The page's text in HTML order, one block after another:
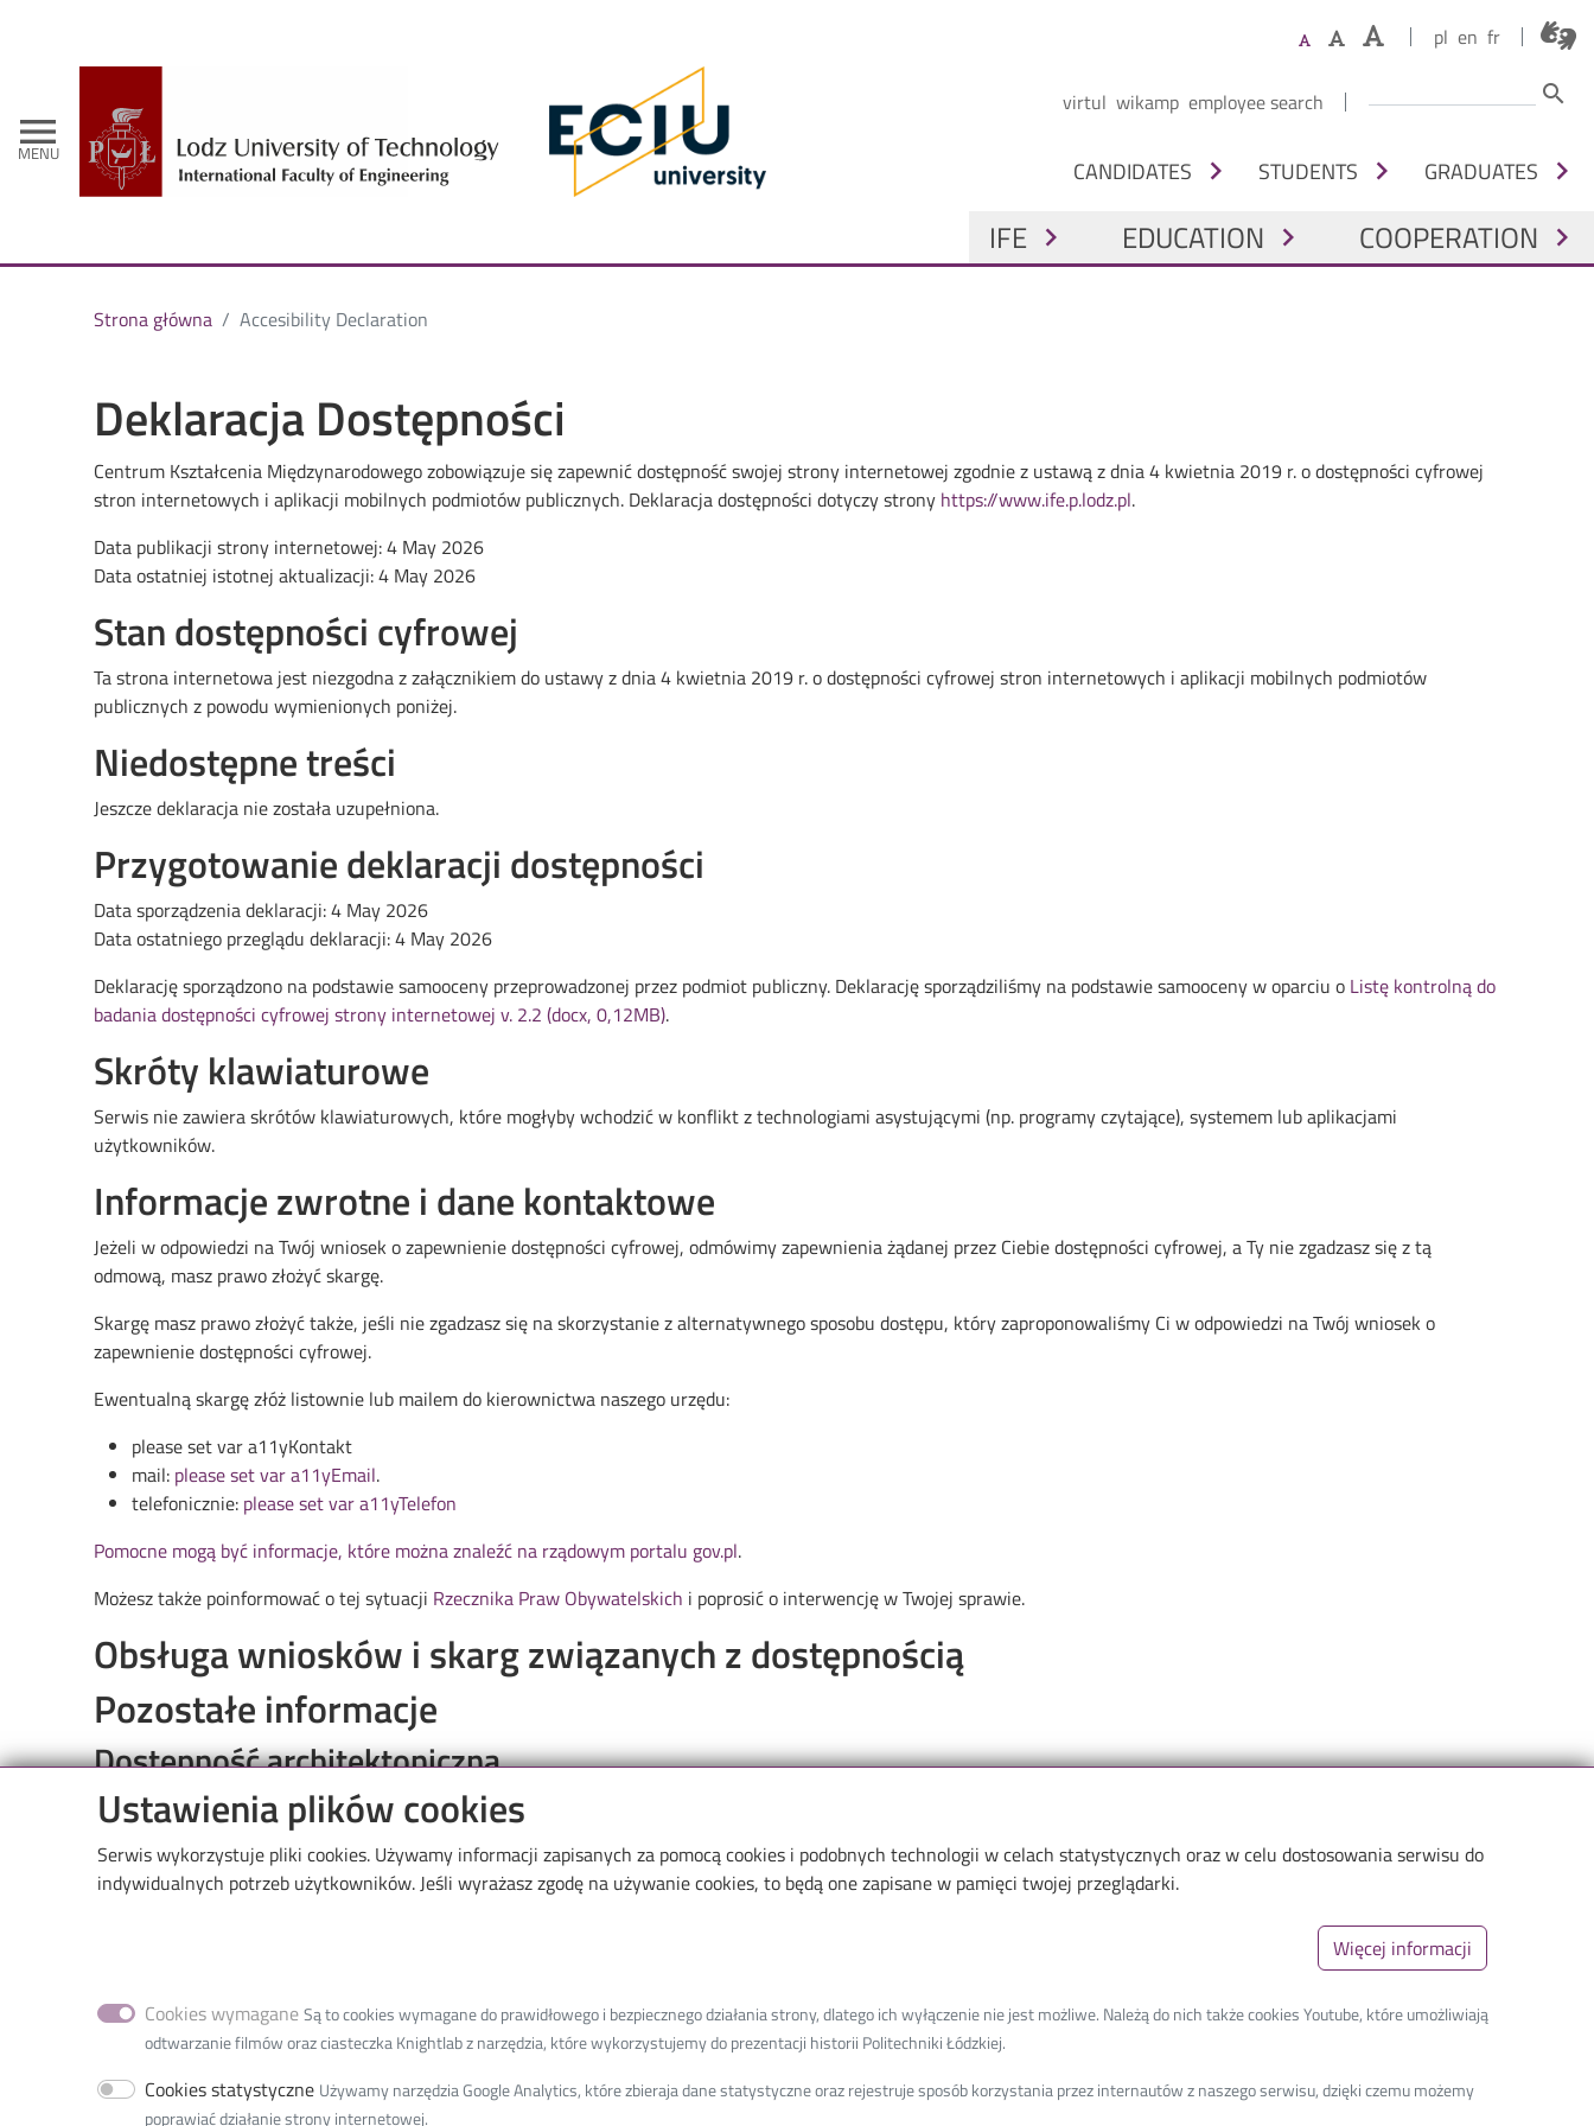
Ustawienia plików cookies
Serwis wykorzystuje pliki cookies. Używamy informacji zapisanych za pomocą cookies i podobnych technologii w celach statystycznych oraz w celu dostosowania serwisu do
indywidualnych potrzeb użytkowników. Jeśli wyrażasz zgodę na używanie cookies, to będą one zapisane w pamięci twojej przeglądarki.
Więcej informacji
Cookies wymagane Są to cookies wymagane do prawidłowego i bezpiecznego działania strony, dlatego ich wyłączenie nie jest możliwe. Należą do nich także cookies Youtube, które umożliwiają
odtwarzanie filmów oraz ciasteczka Knightlab z narzędzia, które wykorzystujemy do prezentacji historii Politechniki Łódzkiej.
Cookies statystyczne Używamy narzędzia Google Analytics, które zbieraja dane statystyczne oraz rejestruje sposób korzystania przez internautów z naszego serwisu, dzięki czemu możemy
poprawiać działanie strony internetowej.
menu
MENU
pl en fr
Górne menu
virtul wikamp employee search search
NAWIGACJA Z PODZIAŁEM NA OSOBY
CANDIDATES chevron_right STUDENTS chevron_right GRADUATES chevron_right
GŁÓWNA NAWIGACJA
IFE chevron_right EDUCATION chevron_right COOPERATION chevron_right
Strona główna Accesibility Declaration
Deklaracja Dostępności
Centrum Kształcenia Międzynarodowegozobowiązuje się zapewnić dostępność swojejstrony internetowej zgodnie z ustawą z dnia 4 kwietnia 2019 r. o dostępności cyfrowej
stron internetowych i aplikacji mobilnych podmiotów publicznych. Deklaracja dostępności dotyczy strony https://www.ife.p.lodz.pl.
Data publikacji strony internetowej:4 May 2026
Data ostatniej istotnej aktualizacji:4 May 2026
Stan dostępności cyfrowej
Ta strona internetowa jest niezgodna z załącznikiem do ustawy z dnia 4 kwietnia 2019 r. o dostępności cyfrowej stron internetowych i aplikacji mobilnych podmiotów
publicznych z powodu wymienionych poniżej.
Niedostępne treści
Jeszcze deklaracja nie została uzupełniona.
Przygotowanie deklaracji dostępności
Data sporządzenia deklaracji:4 May 2026
Data ostatniego przeglądu deklaracji:4 May 2026
Deklarację sporządzono na podstawie samooceny przeprowadzonej przez podmiot publiczny. Deklarację sporządziliśmy na podstawie samooceny w oparciu o Listę kontrolną do
badania dostępności cyfrowej strony internetowej v. 2.2 (docx, 0,12MB).
Skróty klawiaturowe
Serwis nie zawiera skrótów klawiaturowych, które mogłyby wchodzić w konflikt z technologiami asystującymi (np. programy czytające), systemem lub aplikacjami
użytkowników.
Informacje zwrotne i dane kontaktowe
Jeżeli w odpowiedzi na Twój wniosek o zapewnienie dostępności cyfrowej, odmówimy zapewnienia żądanej przez Ciebie dostępności cyfrowej, a Ty nie zgadzasz się z tą
odmową, masz prawo złożyć skargę.
Skargę masz prawo złożyć także, jeśli nie zgadzasz się na skorzystanie z alternatywnego sposobu dostępu, który zaproponowaliśmy Ci w odpowiedzi na Twój wniosek o
zapewnienie dostępności cyfrowej.
Ewentualną skargę złóż listownie lub mailem do kierownictwa naszego urzędu:
please set var a11yKontakt
mail: please set var a11yEmail.
telefonicznie: please set var a11yTelefon
Pomocne mogą być informacje, które można znaleźć na rządowym portalu gov.pl.
Możesz także poinformować o tej sytuacji Rzecznika Praw Obywatelskich i poprosić o interwencję w Twojej sprawie.
Obsługa wniosków i skarg związanych z dostępnością
Pozostałe informacje
Dostępność architektoniczna
International Faculty of Engineering
36 Zwirki Street
90-539 Lodz, Poland
The Excellence Initiative–Research
University
Linki_second
Privacy policy